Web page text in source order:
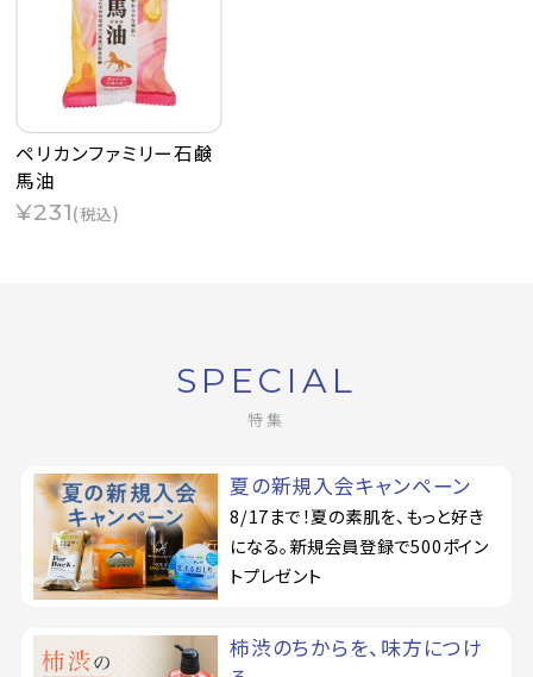
ペリカンファミリー石鹸
馬油
¥231(税込)
SPECIAL
特集
夏の新規入会キャンペーン
8/17まで！夏の素肌を、もっと好き
になる。新規会員登録で500ポイン
トプレゼント
柿渋のちからを、味方につけ